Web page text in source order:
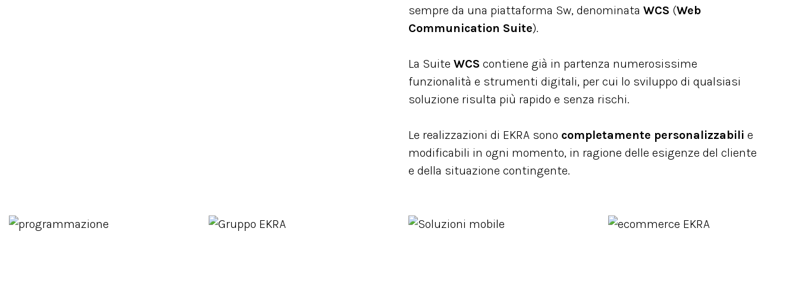
sempre da una piattaforma Sw, denominata WCS (Web
Communication Suite).
La Suite WCS contiene già in partenza numerosissime
funzionalità e strumenti digitali, per cui lo sviluppo di qualsiasi
soluzione risulta più rapido e senza rischi.
Le realizzazioni di EKRA sono completamente personalizzabili e
modificabili in ogni momento, in ragione delle esigenze del cliente
e della situazione contingente.